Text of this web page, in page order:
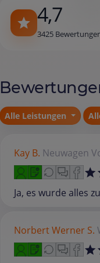
4,7
3425
Alle Leistungen
Kay B. Neuwagen
Ja, es wurde alles
Norbert Werner S.